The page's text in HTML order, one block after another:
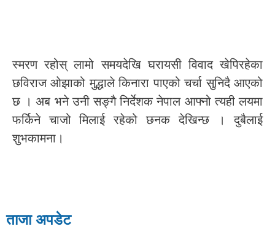
स्मरण रहोस् लामो समयदेखि घरायसी विवाद खेपिरहेका
छविराज ओझाको मुद्धाले किनारा पाएको चर्चा सुनिदै आएको
छ । अब भने उनी सङ्गै निर्देशक नेपाल आफ्नो त्यही लयमा
फर्किने चाजो मिलाई रहेको छनक देखिन्छ । दुबैलाई
शुभकामना।
ताजा अपडेट